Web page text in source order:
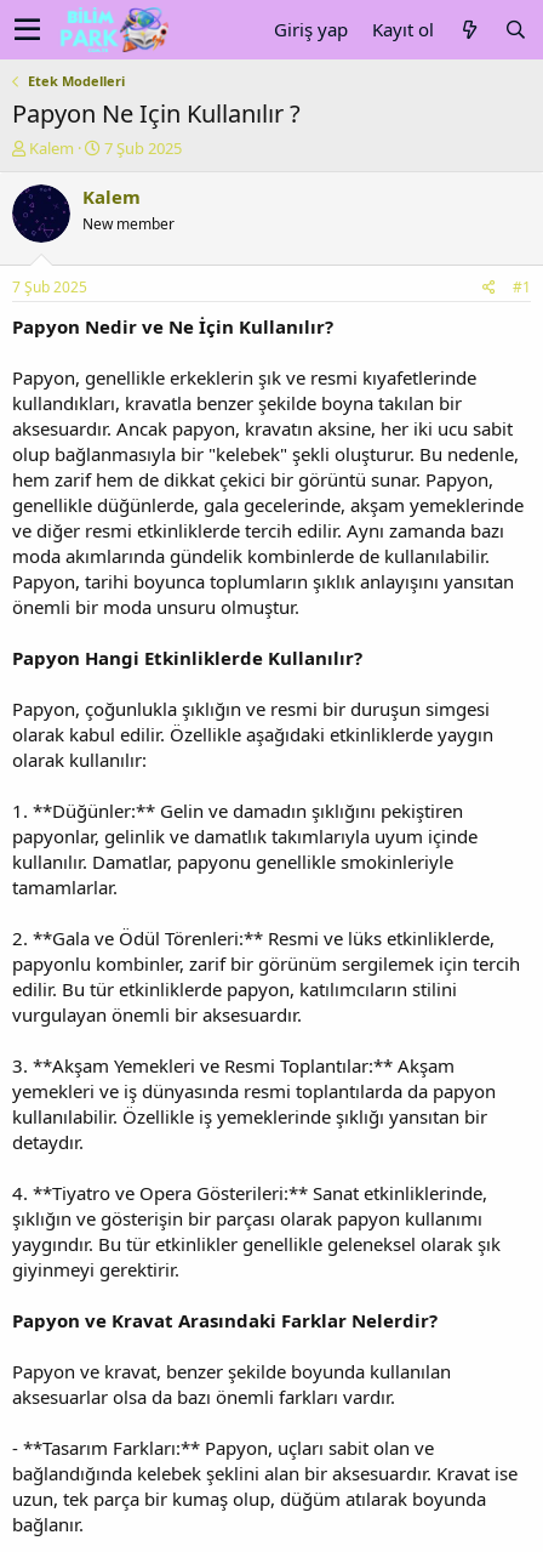
Giriş yap Kayıt ol
Etek Modelleri
Papyon Ne Için Kullanılır ?
K
n
u
y
b
a
ş
t
a
n
Kalem
B
ş
a
ç
r
i
h
i
7 Şub 2025
Kalem
New member
7 Şub 2025 #1
Papyon Nedir ve Ne İçin Kullanılır?
Papyon, genellikle erkeklerin şık ve resmi kıyafetlerinde
kullandıkları, kravatla benzer şekilde boyna takılan bir
aksesuardır. Ancak papyon, kravatın aksine, her iki ucu sabit
olup bağlanmasıyla bir "kelebek" şekli oluşturur. Bu nedenle,
hem zarif hem de dikkat çekici bir görüntü sunar. Papyon,
genellikle düğünlerde, gala gecelerinde, akşam yemeklerinde
ve diğer resmi etkinliklerde tercih edilir. Aynı zamanda bazı
moda akımlarında gündelik kombinlerde de kullanılabilir.
Papyon, tarihi boyunca toplumların şıklık anlayışını yansıtan
önemli bir moda unsuru olmuştur.
Papyon Hangi Etkinliklerde Kullanılır?
Papyon, çoğunlukla şıklığın ve resmi bir duruşun simgesi
olarak kabul edilir. Özellikle aşağıdaki etkinliklerde yaygın
olarak kullanılır:
1. **Düğünler:** Gelin ve damadın şıklığını pekiştiren
papyonlar, gelinlik ve damatlık takımlarıyla uyum içinde
kullanılır. Damatlar, papyonu genellikle smokinleriyle
tamamlarlar.
2. **Gala ve Ödül Törenleri:** Resmi ve lüks etkinliklerde,
papyonlu kombinler, zarif bir görünüm sergilemek için tercih
edilir. Bu tür etkinliklerde papyon, katılımcıların stilini
vurgulayan önemli bir aksesuardır.
3. **Akşam Yemekleri ve Resmi Toplantılar:** Akşam
yemekleri ve iş dünyasında resmi toplantılarda da papyon
kullanılabilir. Özellikle iş yemeklerinde şıklığı yansıtan bir
detaydır.
4. **Tiyatro ve Opera Gösterileri:** Sanat etkinliklerinde,
şıklığın ve gösterişin bir parçası olarak papyon kullanımı
yaygındır. Bu tür etkinlikler genellikle geleneksel olarak şık
giyinmeyi gerektirir.
Papyon ve Kravat Arasındaki Farklar Nelerdir?
Papyon ve kravat, benzer şekilde boyunda kullanılan
aksesuarlar olsa da bazı önemli farkları vardır.
- **Tasarım Farkları:** Papyon, uçları sabit olan ve
bağlandığında kelebek şeklini alan bir aksesuardır. Kravat ise
uzun, tek parça bir kumaş olup, düğüm atılarak boyunda
bağlanır.